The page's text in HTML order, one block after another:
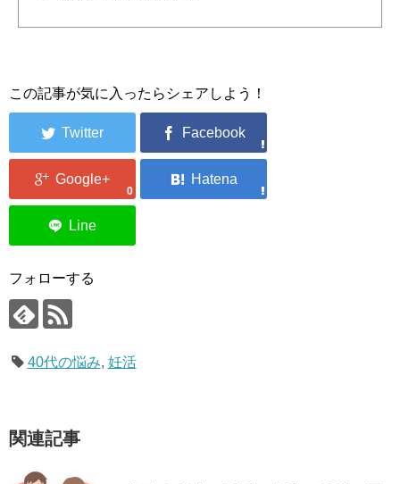
この記事が気に入ったらシェアしよう！
0
フォローする
40代の悩み, 妊活
関連記事